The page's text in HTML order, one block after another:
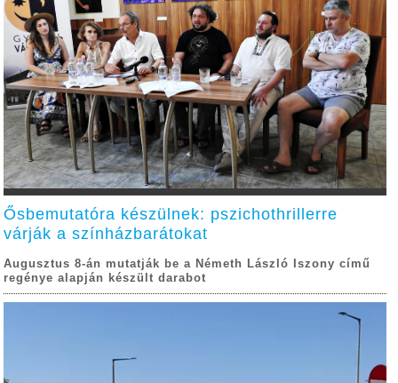
Ősbemutatóra készülnek: pszichothrillerre
várják a színházbarátokat
Augusztus 8-án mutatják be a Németh László Iszony című
regénye alapján készült darabot